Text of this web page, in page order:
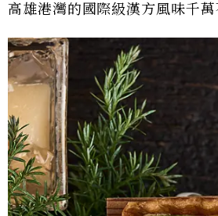
高雄港灣的國際級漢方風味千萬